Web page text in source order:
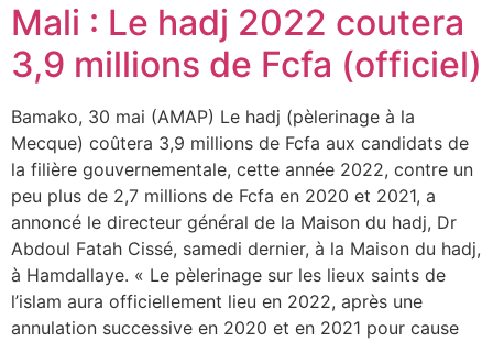
Mali : Le hadj 2022 coutera
3,9 millions de Fcfa (officiel)
Bamako, 30 mai (AMAP) Le hadj (pèlerinage à la
Mecque) coûtera 3,9 millions de Fcfa aux candidats de
la filière gouvernementale, cette année 2022, contre un
peu plus de 2,7 millions de Fcfa en 2020 et 2021, a
annoncé le directeur général de la Maison du hadj, Dr
Abdoul Fatah Cissé, samedi dernier, à la Maison du hadj,
à Hamdallaye. « Le pèlerinage sur les lieux saints de
l’islam aura officiellement lieu en 2022, après une
annulation successive en 2020 et en 2021 pour cause